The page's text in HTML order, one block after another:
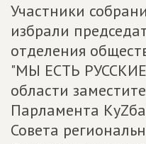
Участники
избрали
отделения
"МЫ ЕСТЬ
области
Парламента
Совета